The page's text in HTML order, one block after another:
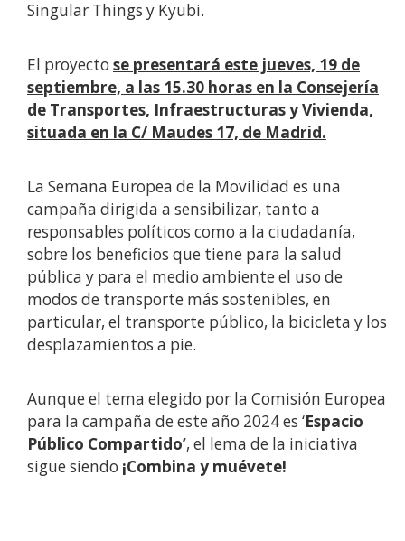
Singular Things y Kyubi.
El proyecto se presentará este jueves, 19 de
septiembre, a las 15.30 horas en la Consejería
de Transportes, Infraestructuras y Vivienda,
situada en la C/ Maudes 17, de Madrid.
La Semana Europea de la Movilidad es una
campaña dirigida a sensibilizar, tanto a
responsables políticos como a la ciudadanía,
sobre los beneficios que tiene para la salud
pública y para el medio ambiente el uso de
modos de transporte más sostenibles, en
particular, el transporte público, la bicicleta y los
desplazamientos a pie.
Aunque el tema elegido por la Comisión Europea
para la campaña de este año 2024 es ‘Espacio
Público Compartido’, el lema de la iniciativa
sigue siendo ¡Combina y muévete!